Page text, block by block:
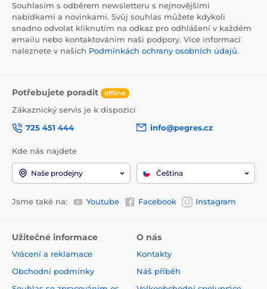
Souhlasím s odběrem newsletteru s nejnovějšími
nabídkami a novinkami. Svůj souhlas můžete kdykoli
snadno odvolat kliknutím na odkaz pro odhlášení v každém
emailu nebo kontaktováním naší podpory. Více informací
naleznete v našich Podmínkách ochrany osobních údajů.
Potřebujete poradit offline
Zákaznický servis je k dispozici
725 451 444
info@pegres.cz
Kde nás najdete
Naše prodejny Čeština
Jsme také na: Youtube Facebook Instagram
Užitečné informace
Vrácení a reklamace
Obchodní podmínky
O nás
Kontakty
Náš příběh